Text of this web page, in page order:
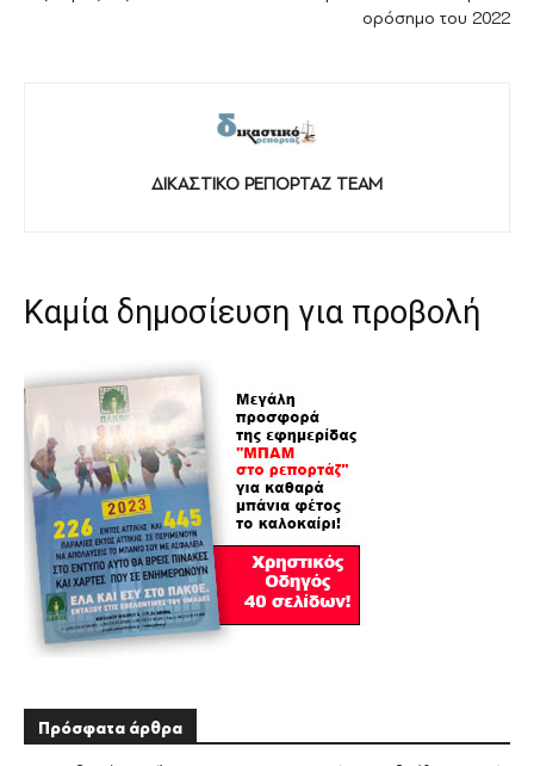
ορόσημο του 2022
ΔΙΚΑΣΤΙΚΟ ΡΕΠΟΡΤΑΖ TEAM
Καμία δημοσίευση για προβολή
Πρόσφατα άρθρα